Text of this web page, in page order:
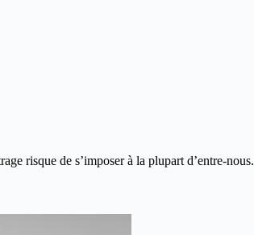
risque de s’imposer à la plupart d’entre-nous.